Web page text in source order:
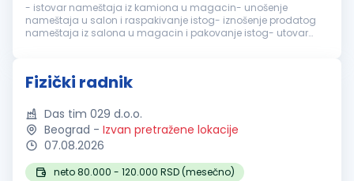
- istovar nameštaja iz kamiona u magacin- unošenje
nameštaja u salon i raspakivanje istog- iznošenje prodatog
nameštaja iz salona u magacin i pakovanje istog- utovar
Fizički radnik
Das tim 029 d.o.o.
Beograd - Izvan pretražene lokacije
07.08.2026
neto 80.000 - 120.000 RSD (mesečno)